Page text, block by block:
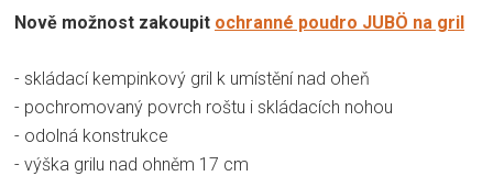
Nově možnost zakoupit ochranné poudro JUBÖ na gril
- skládací kempinkový gril k umístění nad oheň
- pochromovaný povrch roštu i skládacích nohou
- odolná konstrukce
- výška grilu nad ohněm 17 cm